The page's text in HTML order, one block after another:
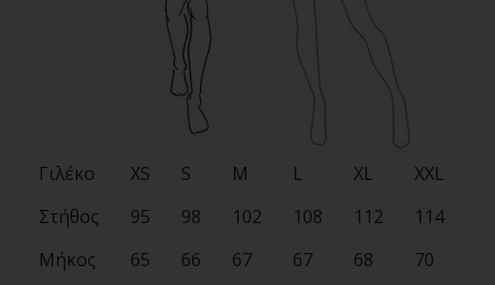
Γιλέκο XS S M L XL XXL
Στήθος
95 98 102 108 112 114
Μήκος
65 66 67 67 68 70